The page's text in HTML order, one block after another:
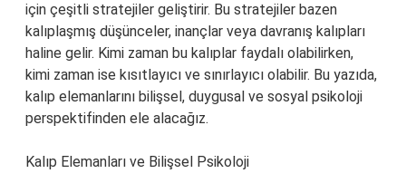
için çeşitli stratejiler geliştirir. Bu stratejiler bazen
kalıplaşmış düşünceler, inançlar veya davranış kalıpları
haline gelir. Kimi zaman bu kalıplar faydalı olabilirken,
kimi zaman ise kısıtlayıcı ve sınırlayıcı olabilir. Bu yazıda,
kalıp elemanlarını bilişsel, duygusal ve sosyal psikoloji
perspektifinden ele alacağız.
Kalıp Elemanları ve Bilişsel Psikoloji